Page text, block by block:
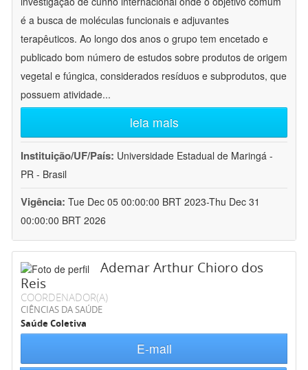
é a busca de moléculas funcionais e adjuvantes
terapêuticos. Ao longo dos anos o grupo tem encetado e
publicado bom número de estudos sobre produtos de origem
vegetal e fúngica, considerados resíduos e subprodutos, que
possuem atividade...
leia mais
Instituição/UF/País: Universidade Estadual de Maringá -
PR - Brasil
Vigência: Tue Dec 05 00:00:00 BRT 2023-Thu Dec 31
00:00:00 BRT 2026
Ademar Arthur Chioro dos
Reis
COORDENADOR(A)
CIÊNCIAS DA SAÚDE
Saúde Coletiva
E-mail